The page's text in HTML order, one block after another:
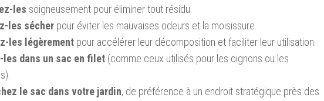
les soigneusement pour éliminer tout résidu.
les sécher pour éviter les mauvaises odeurs et la moisissure.
les légèrement pour accélérer leur décomposition et faciliter leur utilisation.
les dans un sac en filet (comme ceux utilisés pour les oignons ou les
le sac dans votre jardin, de préférence à un endroit stratégique près des